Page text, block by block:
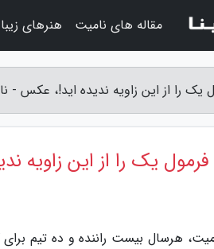
یک را از این زاویه ندیده اید!، عکس -
یک را از این زاویه
هرسال بیست راننده و ده تیم
مقاله های نامیت هنرهای زیبا